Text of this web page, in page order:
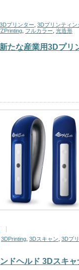
3Dプリンター 3Dプリンティン
フルカラー 光造形
たな産業用3Dプリ
3DPrinting 3Dスキャン 3Dプ
ドヘルド 3Dスキャ